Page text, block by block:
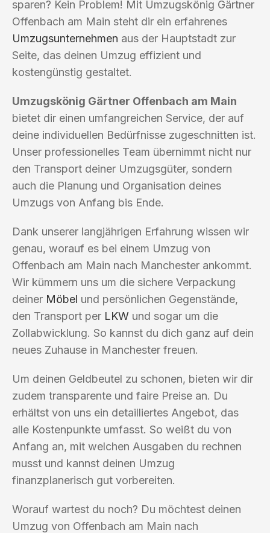
sparen? Kein Problem! Mit Umzugskönig Gärtner
Offenbach am Main steht dir ein erfahrenes
Umzugsunternehmen aus der Hauptstadt zur
Seite, das deinen Umzug effizient und
kostengünstig gestaltet.
Umzugskönig Gärtner Offenbach am Main
bietet dir einen umfangreichen Service, der auf
deine individuellen Bedürfnisse zugeschnitten ist.
Unser professionelles Team übernimmt nicht nur
den Transport deiner Umzugsgüter, sondern
auch die Planung und Organisation deines
Umzugs von Anfang bis Ende.
Dank unserer langjährigen Erfahrung wissen wir
genau, worauf es bei einem Umzug von
Offenbach am Main nach Manchester ankommt.
Wir kümmern uns um die sichere Verpackung
deiner Möbel und persönlichen Gegenstände,
den Transport per LKW und sogar um die
Zollabwicklung. So kannst du dich ganz auf dein
neues Zuhause in Manchester freuen.
Um deinen Geldbeutel zu schonen, bieten wir dir
zudem transparente und faire Preise an. Du
erhältst von uns ein detailliertes Angebot, das
alle Kostenpunkte umfasst. So weißt du von
Anfang an, mit welchen Ausgaben du rechnen
musst und kannst deinen Umzug
finanzplanerisch gut vorbereiten.
Worauf wartest du noch? Du möchtest deinen
Umzug von Offenbach am Main nach